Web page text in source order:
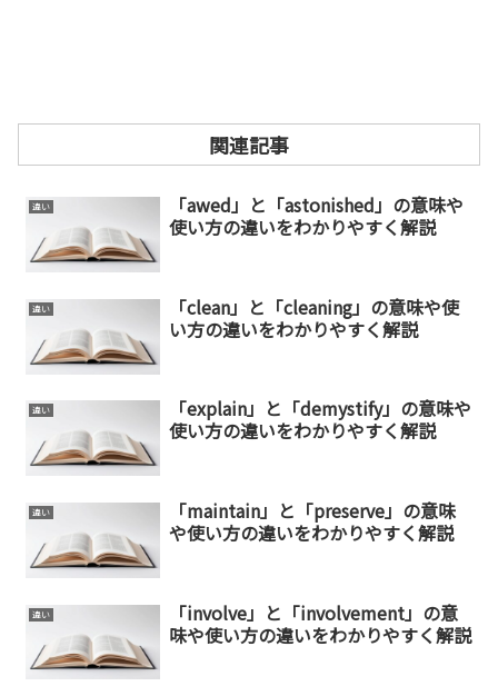
関連記事
違い
「awed」と「astonished」の意味や
使い方の違いをわかりやすく解説
違い
「clean」と「cleaning」の意味や使
い方の違いをわかりやすく解説
違い
「explain」と「demystify」の意味や
使い方の違いをわかりやすく解説
違い
「maintain」と「preserve」の意味
や使い方の違いをわかりやすく解説
違い
「involve」と「involvement」の意
味や使い方の違いをわかりやすく解説